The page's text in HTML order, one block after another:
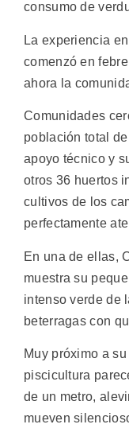
consumo de
La experiencia
comenzó en
ahora la
Comunidades
población total
apoyo técnico y
otros 36 huertos
cultivos de los
perfectamente
En una de ellas,
muestra su
intenso verde de
beterragas con
Muy próximo a
piscicultura
de un metro,
mueven